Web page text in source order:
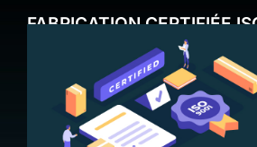
FABRICATION CERTIFIÉE